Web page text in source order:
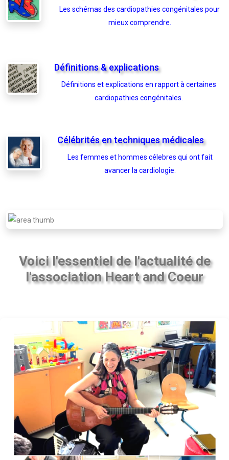
Les schémas des cardiopathies congénitales pour
mieux comprendre.
Définitions & explications
Définitions et explications en rapport à certaines
cardiopathies congénitales.
Célébrités en techniques médicales
Les femmes et hommes célebres qui ont fait
avancer la cardiologie.
Voici l'essentiel de l'actualité de
l'association Heart and Coeur